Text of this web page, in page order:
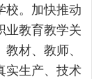
校。加快推动
业教育教学关
材、教师、
实生产、技术